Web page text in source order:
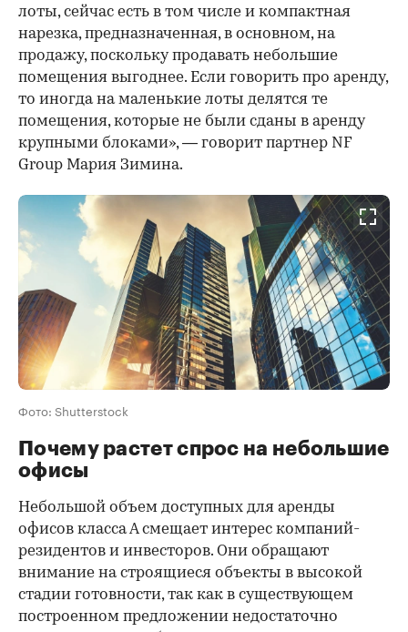
лоты, сейчас есть в том числе и компактная
нарезка, предназначенная, в основном, на
продажу, поскольку продавать небольшие
помещения выгоднее. Если говорить про аренду,
то иногда на маленькие лоты делятся те
помещения, которые не были сданы в аренду
крупными блоками», — говорит партнер NF
Group Мария Зимина.
Фото: Shutterstock
Почему растет спрос на небольшие
офисы
Небольшой объем доступных для аренды
офисов класса А смещает интерес компаний-
резидентов и инвесторов. Они обращают
внимание на строящиеся объекты в высокой
стадии готовности, так как в существующем
построенном предложении недостаточно